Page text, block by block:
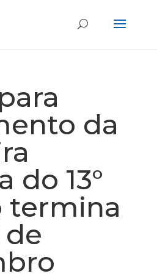
da
do 13°
termina